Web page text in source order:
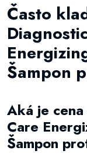
Často
Šampon
Aká je
Care
Šampon